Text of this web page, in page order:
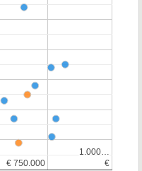
€ 750.000
€ 750.000 €
€
1.000…
1.000…